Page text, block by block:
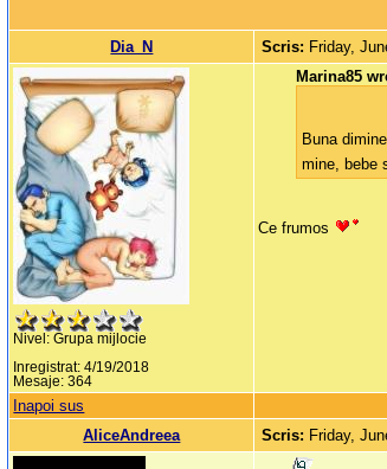
Dia_N Scris: Friday,
Nivel: Grupa mijlocie
Inregistrat: 4/19/2018
Mesaje: 364
Marina85
Buna
mine, bebe
Ce frumos
Inapoi sus
AliceAndreea
Scris: Friday,